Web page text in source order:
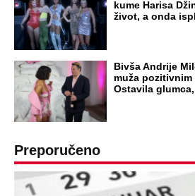
kume Harisa
život, a onda
Bivša Andrije
muža
Ostavila
Preporučeno